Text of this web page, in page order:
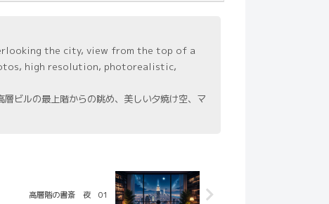
the city, view from the top of a
high resolution, photorealistic,
ビルの最上階からの眺め、美しい夕焼け空、マ
高層階の書斎 夜 01